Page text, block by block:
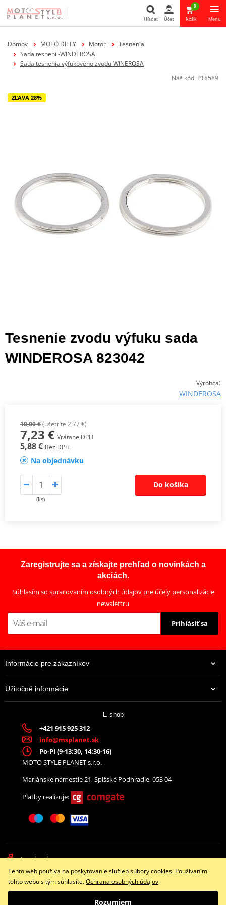
Hľadať Účet
0
Košík Menu
Domov MOTO DIELY Motor
Tesnenia
Sada tesnení -WINDEROSA
Sada tesnenia výfukového zvodu WINEROSA
Náš kód: P18589
ZĽAVA 28%
Tesnenie zvodu výfuku sada
WINDEROSA 823042
Výrobca:
WINDEROSA
10,00 €(ušetríte 2,77 €)
7,23 € Vrátane DPH
5,88 € Bez DPH
Na objednávku
(ks)
Do košíka
Zaregistrujte sa a získajte prehľad o novinkách a
akciách.
Súhlasím so spracovaním osobných údajovpre účely personalizácie
newslettru
Prihlásiť sa
Informácie pre zákazníkov
Užitočné informácie
E-shop
+421 915 925 312
info@msplanet.sk
Po-Pi (9-13:30, 14:30-16)
MOTO STYLE PLANET s.r.o.
Mariánske námestie 21, Spišské Podhradie, 053 04
Platby realizuje:
Facebook
Copyright © 2026 www.namotorku.sk
Tento web používa na poskytovanie služieb súbory cookies. Používaním
tohto webu s tým súhlasíte.Ochrana osobných údajov
Rozumiem